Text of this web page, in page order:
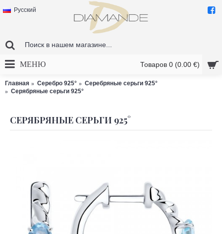
Русский
Товаров 0 (0.00 €)
МЕНЮ
Главная Серебро 925°
Серебряные серьги 925°
Серябряные серьги 925°
СЕРЯБРЯНЫЕ СЕРЬГИ 925°